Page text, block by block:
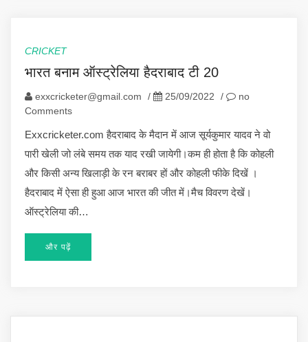
CRICKET
भारत बनाम ऑस्ट्रेलिया हैदराबाद टी 20
exxcricketer@gmail.com / 25/09/2022 /
no
Comments
Exxcricketer.com हैदराबाद के मैदान में आज सूर्यकुमार यादव ने वो
पारी खेली जो लंबे समय तक याद रखी जायेगी।कम ही होता है कि कोहली
और किसी अन्य खिलाड़ी के रन बराबर हों और कोहली फीके दिखें ।
हैदराबाद में ऐसा ही हुआ आज भारत की जीत में।मैच विवरण देखें।
ऑस्ट्रेलिया की…
और पढ़ें